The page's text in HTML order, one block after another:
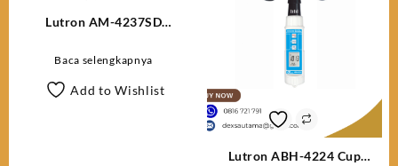
Lutron AM-4237SD
Humidity/Temp. + type K/J
Baca selengkapnya
Add to Wishlist
Lutron ABH-4224 Cup